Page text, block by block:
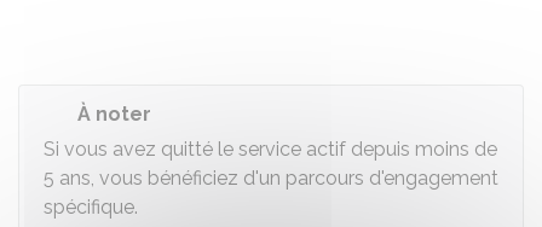
À noter
Si vous avez quitté le service actif depuis moins de
5 ans, vous bénéficiez d'un parcours d'engagement
spécifique.